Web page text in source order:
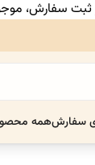
ثبت سفارش،
سفارشهمه